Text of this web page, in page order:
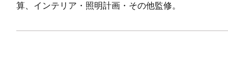
算、インテリア・照明計画・その他監修。